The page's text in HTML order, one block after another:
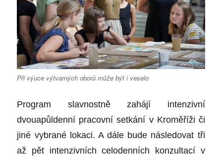
Při výuce výtvarných oborů může být i veselo
Program slavnostně zahájí intenzivní
dvouapůldenní pracovní setkání v Kroměříži či
jiné vybrané lokaci. A dále bude následovat tři
až pět intenzivních celodenních konzultací v